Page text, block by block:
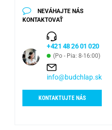
NEVÁHAJTE NÁS
KONTAKTOVAŤ
+421 48 26 01 020
(Po - Pia: 8-16:00)
info@budchlap.sk
KONTAKTUJTE NÁS